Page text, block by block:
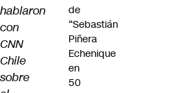
hablaron
con
CNN
Chile
sobre
de
“Sebastián
Piñera
Echenique
en
50